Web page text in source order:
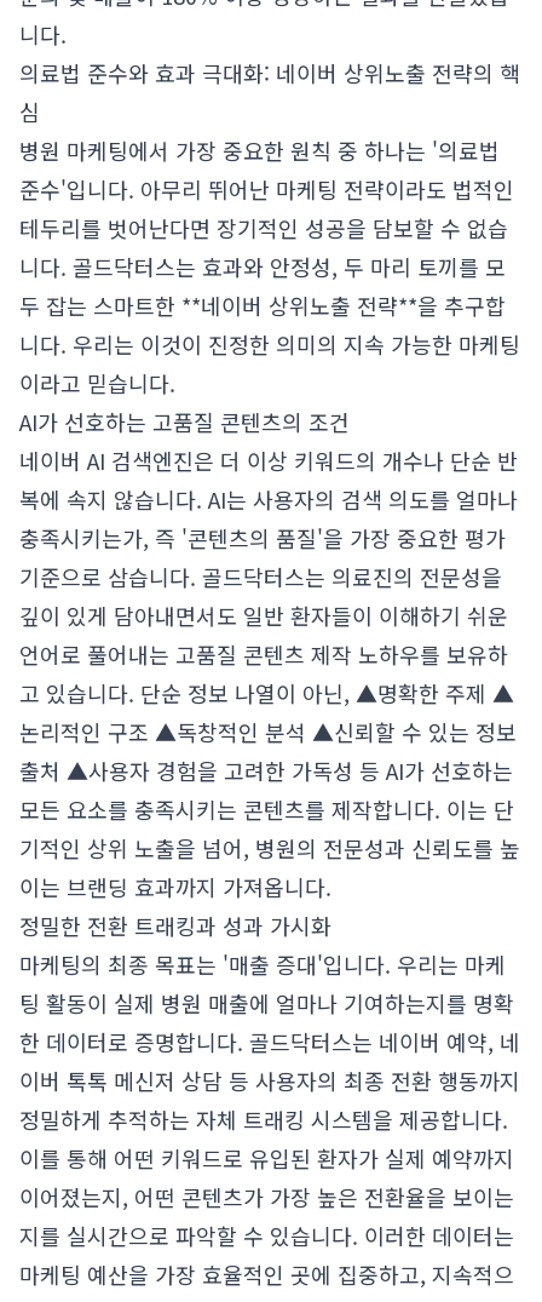
니다.
의료법 준수와 효과 극대화: 네이버 상위노출 전략의 핵
심
병원 마케팅에서 가장 중요한 원칙 중 하나는 '의료법
준수'입니다. 아무리 뛰어난 마케팅 전략이라도 법적인
테두리를 벗어난다면 장기적인 성공을 담보할 수 없습
니다. 골드닥터스는 효과와 안정성, 두 마리 토끼를 모
두 잡는 스마트한 **네이버 상위노출 전략**을 추구합
니다. 우리는 이것이 진정한 의미의 지속 가능한 마케팅
이라고 믿습니다.
AI가 선호하는 고품질 콘텐츠의 조건
네이버 AI 검색엔진은 더 이상 키워드의 개수나 단순 반
복에 속지 않습니다. AI는 사용자의 검색 의도를 얼마나
충족시키는가, 즉 '콘텐츠의 품질'을 가장 중요한 평가
기준으로 삼습니다. 골드닥터스는 의료진의 전문성을
깊이 있게 담아내면서도 일반 환자들이 이해하기 쉬운
언어로 풀어내는 고품질 콘텐츠 제작 노하우를 보유하
고 있습니다. 단순 정보 나열이 아닌, ▲명확한 주제 ▲
논리적인 구조 ▲독창적인 분석 ▲신뢰할 수 있는 정보
출처 ▲사용자 경험을 고려한 가독성 등 AI가 선호하는
모든 요소를 충족시키는 콘텐츠를 제작합니다. 이는 단
기적인 상위 노출을 넘어, 병원의 전문성과 신뢰도를 높
이는 브랜딩 효과까지 가져옵니다.
정밀한 전환 트래킹과 성과 가시화
마케팅의 최종 목표는 '매출 증대'입니다. 우리는 마케
팅 활동이 실제 병원 매출에 얼마나 기여하는지를 명확
한 데이터로 증명합니다. 골드닥터스는 네이버 예약, 네
이버 톡톡 메신저 상담 등 사용자의 최종 전환 행동까지
정밀하게 추적하는 자체 트래킹 시스템을 제공합니다.
이를 통해 어떤 키워드로 유입된 환자가 실제 예약까지
이어졌는지, 어떤 콘텐츠가 가장 높은 전환율을 보이는
지를 실시간으로 파악할 수 있습니다. 이러한 데이터는
마케팅 예산을 가장 효율적인 곳에 집중하고, 지속적으